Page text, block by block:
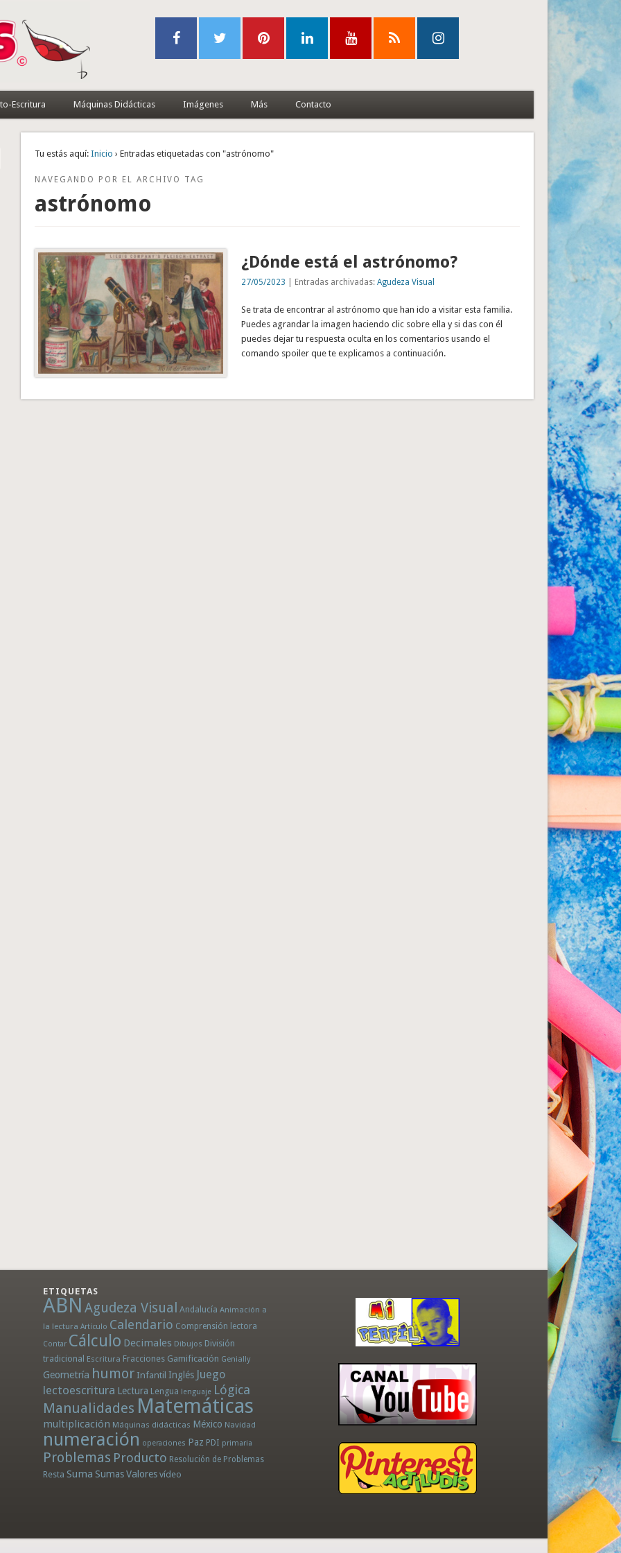
Escritura Máquinas Didácticas Imágenes Más Contacto
Tu estás aquí: Inicio › Entradas etiquetadas con "astrónomo"
NAVEGANDO POR EL ARCHIVO TAG
astrónomo
¿Dónde está el astrónomo?
27/05/2023 | Entradas archivadas: Agudeza Visual
Se trata de encontrar al astrónomo que han ido a visitar esta familia.
Puedes agrandar la imagen haciendo clic sobre ella y si das con él
puedes dejar tu respuesta oculta en los comentarios usando el
comando spoiler que te explicamos a continuación.
ETIQUETAS
ABN Agudeza Visual Andalucía Animación a
la lectura Artículo Calendario Comprensión lectora
Contar Cálculo Decimales Dibujos División
tradicional Escritura Fracciones Gamificación Genially
Geometría humor Infantil Inglés Juego
lectoescritura Lectura Lengua lenguaje Lógica
Manualidades Matemáticas
multiplicación Máquinas didácticas México Navidad
numeración operaciones Paz PDI primaria
Problemas Producto Resolución de Problemas
Resta Suma SumasValores vídeo